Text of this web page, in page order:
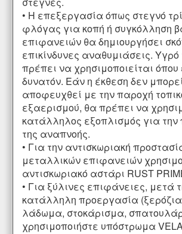
• Η επεξεργασία όπως στεγνό
φλόγας για κοπή ή συγκόλληση
επιφανειών θα δημιουργήσει
επικίνδυνες αναθυμιάσεις. Υγρό
πρέπει να χρησιμοποιείται όπου
δυνατόν. Εάν η έκθεση δεν
αποφευχθεί με την παροχή
εξαερισμού, θα πρέπει να
κατάλληλος εξοπλισμός για την
της αναπνοής.
• Για την αντισκωριακή
μεταλλικών επιφανειών
αντισκωριακό αστάρι RUST
• Για ξύλινες επιφάνειες, μετά
κατάλληλη προεργασία
λάδωμα, στοκάρισμα,
χρησιμοποιήστε υπόστρωμα